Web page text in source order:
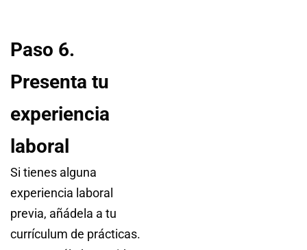
Paso 6.
Presenta tu
experiencia
laboral
Si tienes alguna
experiencia laboral
previa, añádela a tu
currículum de prácticas.